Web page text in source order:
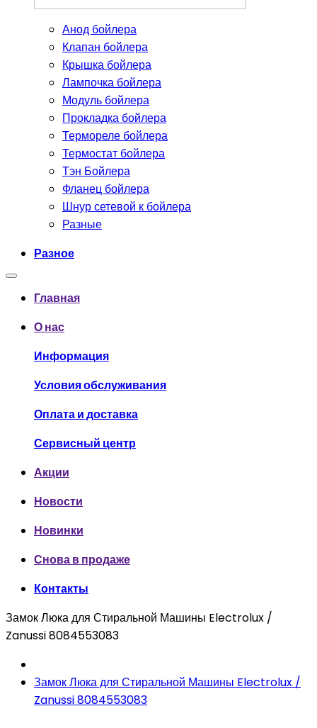
Анод бойлера
Клапан бойлера
Крышка бойлера
Лампочка бойлера
Модуль бойлера
Прокладка бойлера
Термореле бойлера
Термостат бойлера
Тэн Бойлера
Фланец бойлера
Шнур сетевой к бойлера
Разные
Разное
Главная
О нас
Информация
Условия обслуживания
Оплата и доставка
Сервисный центр
Акции
Новости
Новинки
Снова в продаже
Контакты
Замок Люка для Стиральной Машины Electrolux /
Zanussi 8084553083
Замок Люка для Стиральной Машины Electrolux /
Zanussi 8084553083